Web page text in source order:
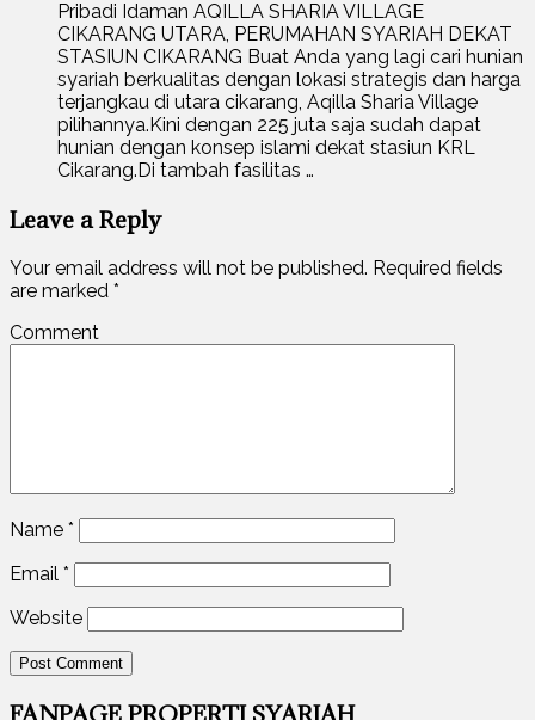
Pribadi Idaman AQILLA SHARIA VILLAGE
CIKARANG UTARA, PERUMAHAN SYARIAH DEKAT
STASIUN CIKARANG Buat Anda yang lagi cari hunian
syariah berkualitas dengan lokasi strategis dan harga
terjangkau di utara cikarang, Aqilla Sharia Village
pilihannya.Kini dengan 225 juta saja sudah dapat
hunian dengan konsep islami dekat stasiun KRL
Cikarang.Di tambah fasilitas …
Leave a Reply
Your email address will not be published. Required fields
are marked *
Comment
Name *
Email *
Website
FANPAGE PROPERTI SYARIAH